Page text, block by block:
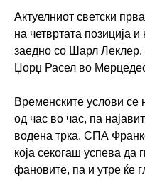
Актуелниот светски
на четвртата позиција
заедно со Шарл Леклер.
Џорџ Расел во
Временските услови се
од час во час, па
водена трка. СПА
која секогаш успева да
фановите, па и утре ќе